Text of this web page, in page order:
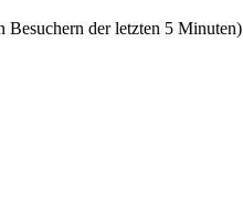
Besuchern der letzten 5 Minuten)